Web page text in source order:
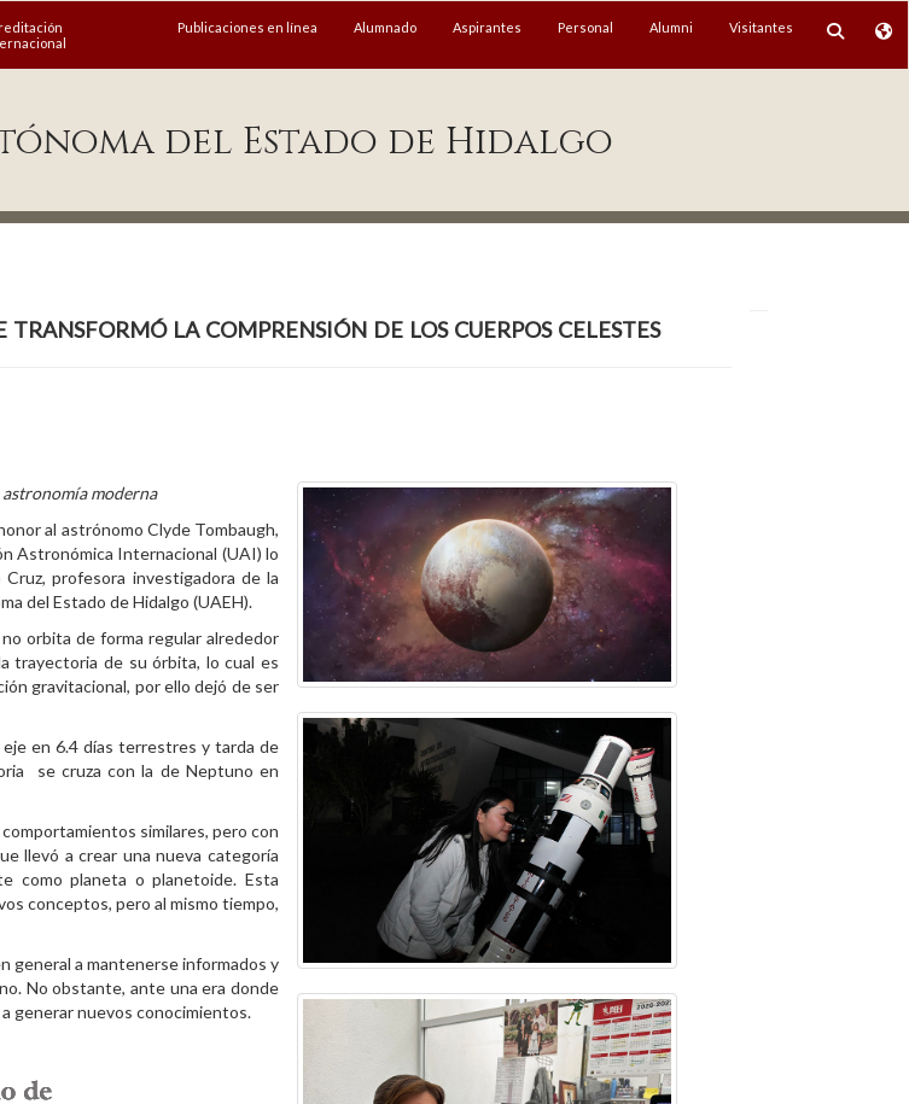
Publicaciones en línea Alumnado Aspirantes Personal Alumni Visitantes
del Estado de Hidalgo
la comprensión de los cuerpos celestes
moderna
al astrónomo Clyde Tombaugh,
Astronómica Internacional (UAI) lo
profesora investigadora de la
del Estado de Hidalgo (UAEH).
orbita de forma regular alrededor
trayectoria de su órbita, lo cual es
gravitacional, por ello dejó de ser
en 6.4 días terrestres y tarda de
se cruza con la de Neptuno en
similares, pero con
llevó a crear una nueva categoría
como planeta o planetoide. Esta
conceptos, pero al mismo tiempo,
general a mantenerse informados y
No obstante, ante una era donde
generar nuevos conocimientos.